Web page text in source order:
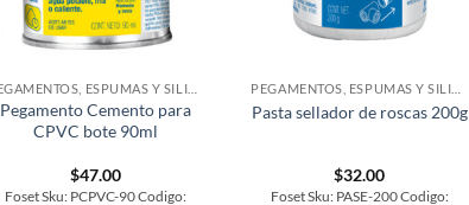
Pegamento Cemento para
CPVC bote 90ml
$47.00
Foset Sku: PCPVC-90 Codigo:
Pasta sellador de roscas 200g
$32.00
Foset Sku: PASE-200 Codigo: